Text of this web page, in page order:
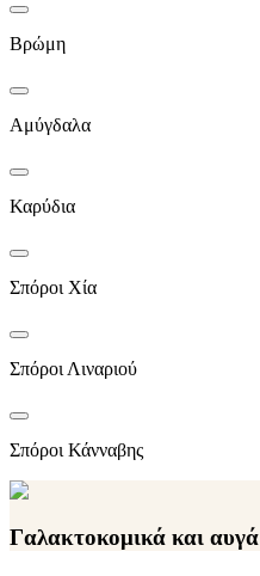
Βρώμη
Αμύγδαλα
Καρύδια
Σπόροι Χία
Σπόροι Λιναριού
Σπόροι Κάνναβης
Γαλακτοκομικά και αυγά